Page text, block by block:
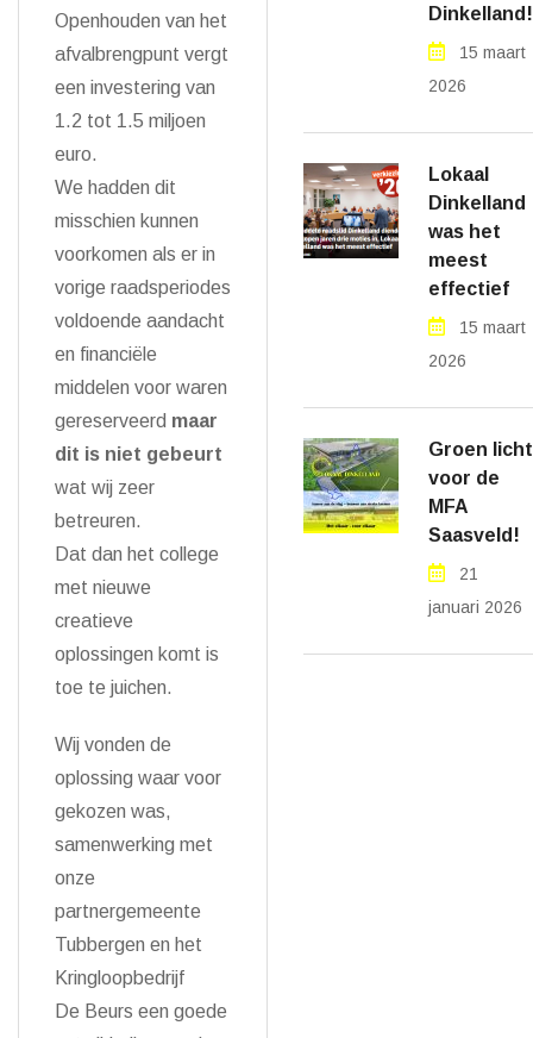
Openhouden van het
afvalbrengpunt vergt
een investering van
1.2 tot 1.5 miljoen
euro.
We hadden dit
misschien kunnen
voorkomen als er in
vorige raadsperiodes
voldoende aandacht
en financiële
middelen voor waren
gereserveerd maar
dit is niet gebeurt
wat wij zeer
betreuren.
Dat dan het college
met nieuwe
creatieve
oplossingen komt is
toe te juichen.
Wij vonden de
oplossing waar voor
gekozen was,
samenwerking met
onze
partnergemeente
Tubbergen en het
Kringloopbedrijf
De Beurs een goede
Dinkelland!
15 maart
2026
Lokaal
Dinkelland
was het
meest
effectief
15 maart
2026
Groen licht
voor de
MFA
Saasveld!
21
januari 2026